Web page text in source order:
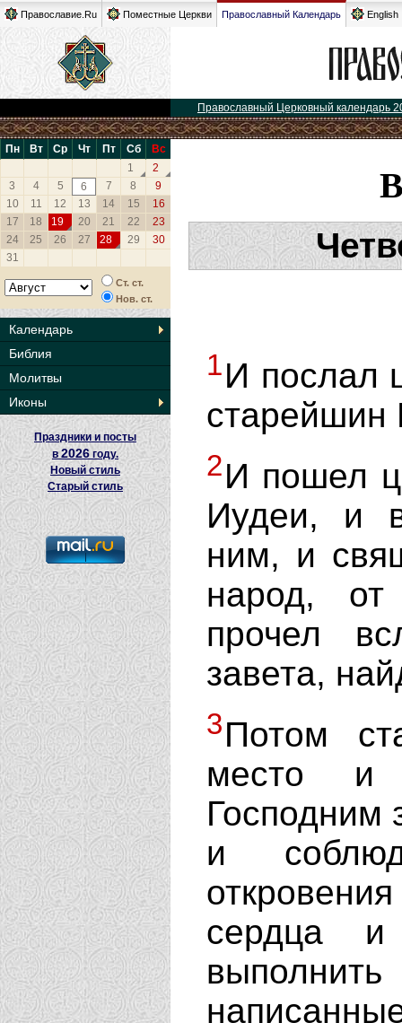
Православие.Ru Поместные Церкви Православный Календарь English
Православный Церковный календарь
Пн Вт Ср Чт Пт Сб
Вс
1
2
3
4 5 6 7 8
9
10
11 12 13 14 15
16
17
18 19 20 21 22
23
24
25 26 27 28 29
30
31
Ст. ст.
Нов. ст.
Календарь
Библия
Молитвы
Иконы
Праздники и посты
в2026 году.
Новый стиль
Старый стиль
1И послал
2И пошел
Иудеи, и
ним, и
народ,
прочел
завета,
3Потом
место и
Господним
и
сердца